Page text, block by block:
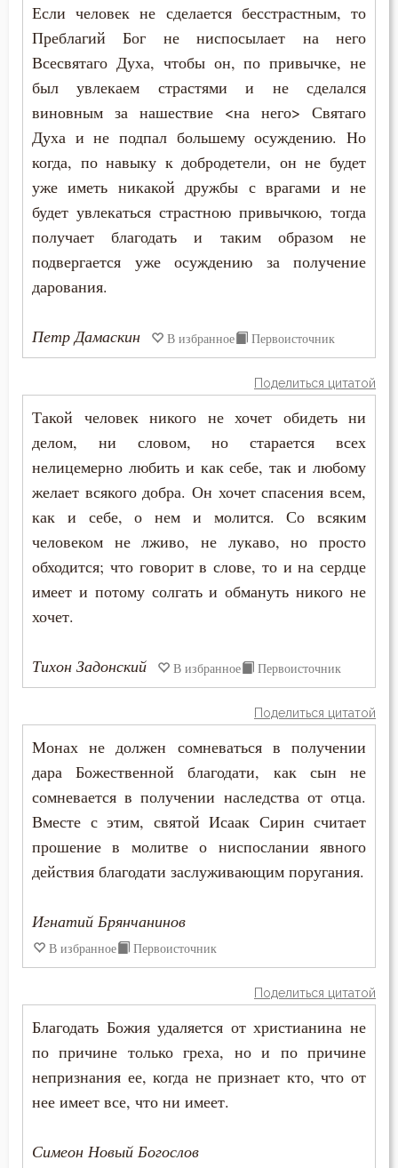
Идолопоклонство
Икона
Искушение
Исповедник
Исповедь
Исправление
Истина
Католицизм
Колдовство
Кощунство
Красота
Крестное знамение
Кротость
Курение
Лень
Лицемерие
Лукавство
Любовь
Любовь Божия
Любовь к Богу
Любомудрие
Если человек не сделается бесстрастным, то
Преблагий Бог не ниспосылает на него
Всесвятаго Духа, чтобы он, по привычке, не
был увлекаем страстями и не сделался
виновным за нашествие <на него> Святаго
Духа и не подпал большему осуждению. Но
когда, по навыку к добродетели, он не будет
уже иметь никакой дружбы с врагами и не
будет увлекаться страстною привычкою, тогда
получает благодать и таким образом не
подвергается уже осуждению за получение
дарования.
Петр Дамаскин В избранное Первоисточник
Поделиться цитатой
Такой человек никого не хочет обидеть ни
делом, ни словом, но старается всех
нелицемерно любить и как себе, так и любому
желает всякого добра. Он хочет спасения всем,
как и себе, о нем и молится. Со всяким
человеком не лживо, не лукаво, но просто
обходится; что говорит в слове, то и на сердце
имеет и потому солгать и обмануть никого не
хочет.
Тихон Задонский В избранное Первоисточник
Поделиться цитатой
Монах не должен сомневаться в получении
дара Божественной благодати, как сын не
сомневается в получении наследства от отца.
Вместе с этим, святой Исаак Сирин считает
прошение в молитве о ниспослании явного
действия благодати заслуживающим поругания.
Игнатий Брянчанинов
В избранное Первоисточник
Поделиться цитатой
Благодать Божия удаляется от христианина не
по причине только греха, но и по причине
непризнания ее, когда не признает кто, что от
нее имеет все, что ни имеет.
Симеон Новый Богослов